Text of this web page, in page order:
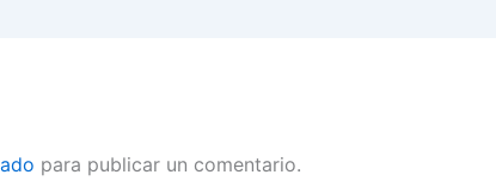
para publicar un comentario.